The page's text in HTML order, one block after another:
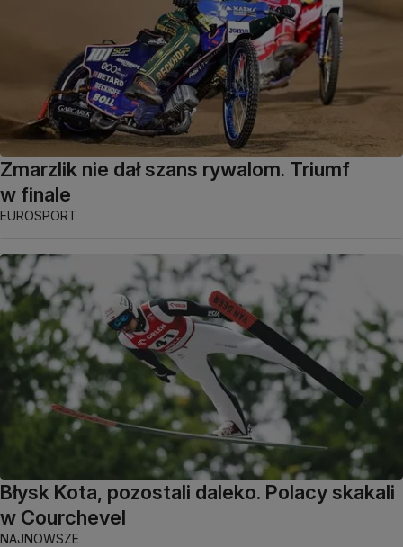
Zmarzlik nie dał szans rywalom. Triumf
w finale
EUROSPORT
Błysk Kota, pozostali daleko. Polacy skakali
w Courchevel
NAJNOWSZE